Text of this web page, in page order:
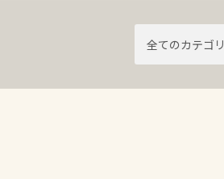
全てのカテゴリ